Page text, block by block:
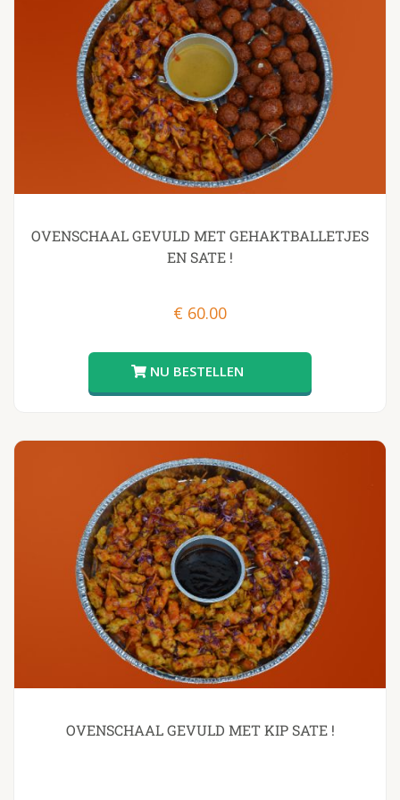
OVENSCHAAL GEVULD MET GEHAKTBALLETJES
EN SATE !
€ 60.00
OVENSCHAAL GEVULD MET KIP SATE !